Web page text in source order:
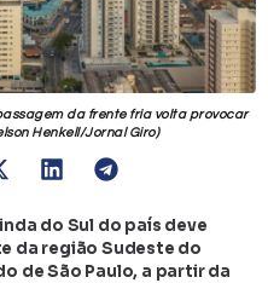
da frente fria volta provocar
Henkell/Jornal Giro)
do Sul do país deve
da região Sudeste do
de São Paulo, a partir da